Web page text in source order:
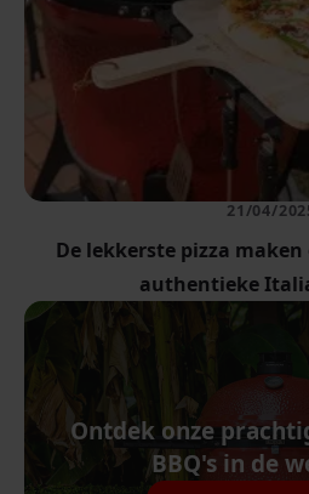
De lekkerste pizza maken
authentieke
21/04/
Ontdek onze
BBQ's in de